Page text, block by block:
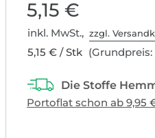
5,15 €
inkl. MwSt.,zzgl.
5,15 € / Stk (Grundpreis:
Portoflat